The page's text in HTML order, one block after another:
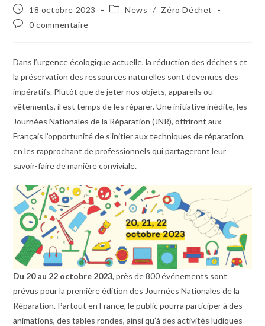
18 octobre 2023 News / Zéro Déchet
0 commentaire
Dans l’urgence écologique actuelle, la réduction des déchets et
la préservation des ressources naturelles sont devenues des
impératifs. Plutôt que de jeter nos objets, appareils ou
vêtements, il est temps de les réparer. Une initiative inédite, les
Journées Nationales de la Réparation (JNR), offriront aux
Français l’opportunité de s’initier aux techniques de réparation,
en les rapprochant de professionnels qui partageront leur
savoir-faire de manière conviviale.
Du 20 au 22 octobre 2023, près de 800 événements sont
prévus pour la première édition des Journées Nationales de la
Réparation. Partout en France, le public pourra participer à des
animations, des tables rondes, ainsi qu’à des activités ludiques